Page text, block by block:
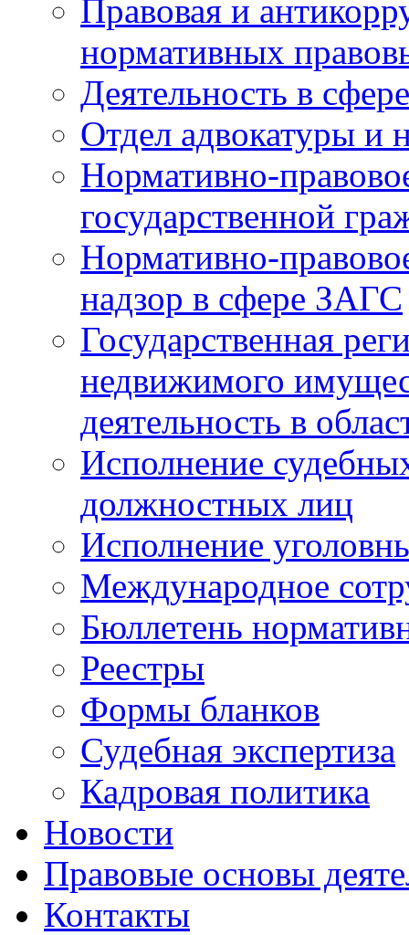
Правовая и
нормативных
Деятельность в
Отдел адвокатуры и
Нормативно-
государственной
Нормативно-
надзор в сфере ЗАГС
Государственная
недвижимого
деятельность в
Исполнение
должностных лиц
Исполнение
Международное
Бюллетень
Реестры
Формы бланков
Судебная экспертиза
Кадровая политика
Новости
Правовые основы
Контакты